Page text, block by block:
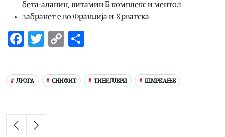
бета-аланин, витамин Б комплекс и ментол
забранет е во Франција и Хрватска
Facebook
Twitter
Copy
ДРОГА СНИФИТ ТИНЕЈЏЕРИ ШМРКАЊЕ